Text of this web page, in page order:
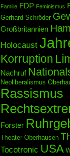
Familie FDP Feminismus
Gerhard Schröder
Großbritannien
Holocaust
Korruption
Nachruf
Neoliberalismus
Rassismus
Forster
Theater Oberhausen
Tocotronic USA